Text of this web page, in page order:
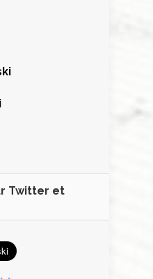
Twitter et